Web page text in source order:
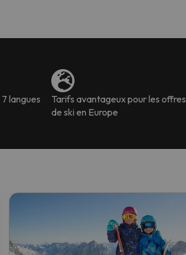
langues
Tarifs avantageux pour les offres
de ski en Europe